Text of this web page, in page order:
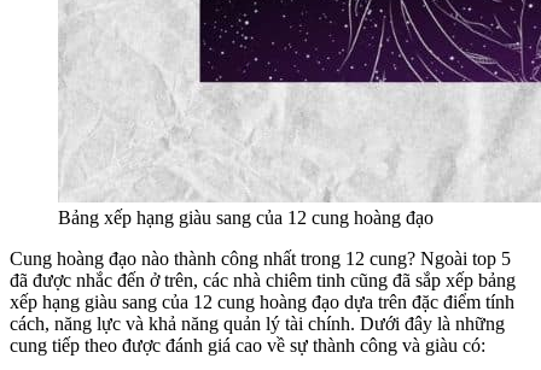
Bảng xếp hạng giàu sang của 12 cung hoàng đạo
Cung hoàng đạo nào thành công nhất trong 12 cung? Ngoài top 5
đã được nhắc đến ở trên, các nhà chiêm tinh cũng đã sắp xếp bảng
xếp hạng giàu sang của 12 cung hoàng đạo dựa trên đặc điểm tính
cách, năng lực và khả năng quản lý tài chính. Dưới đây là những
cung tiếp theo được đánh giá cao về sự thành công và giàu có: